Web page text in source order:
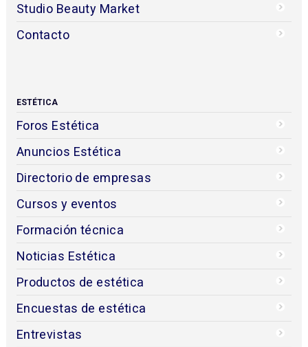
Studio Beauty Market
Contacto
ESTÉTICA
Foros Estética
Anuncios Estética
Directorio de empresas
Cursos y eventos
Formación técnica
Noticias Estética
Productos de estética
Encuestas de estética
Entrevistas